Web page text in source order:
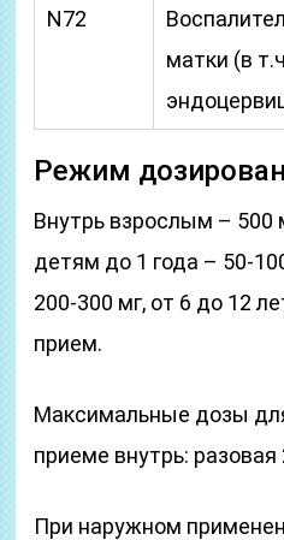
N72
матки (в
Режим
Внутрь взрослым – 500
детям до 1 года – 50-
200-300 мг, от 6 до 12
прием.
Максимальные дозы
приеме внутрь: разовая
При наружном